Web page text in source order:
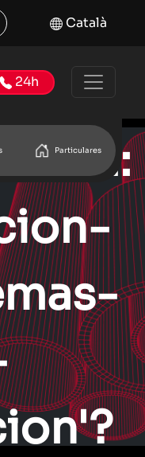
Català
24h
Particulares